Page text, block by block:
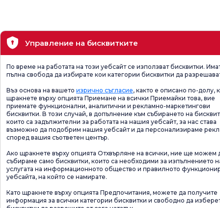
Управление на бисквитките
По време на работата на този уебсайт се използват бисквитки.
пълна свобода да избирате кои категории бисквитки да
Въз основа на вашето изрично съгласие, както е описано по-долу,
щракнете върху опцията Приемане на всички Приемайки това, вие
приемате функционални, аналитични и рекламно-маркетингови
бисквитки. В този случай, в допълнение към събирането на
които са задължителни за работата на нашия уебсайт, за нас става
възможно да подобрим нашия уебсайт и да персонализираме
според вашия съответен център.
Ако щракнете върху опцията Отхвърляне на всички, ние ще можем
събираме само бисквитки, които са необходими за изпълнението
услугата на информационното общество и правилното
уебсайта, на който се намирате.
Като щракнете върху опцията Предпочитания, можете да получите
информация за всички категории бисквитки и свободно да